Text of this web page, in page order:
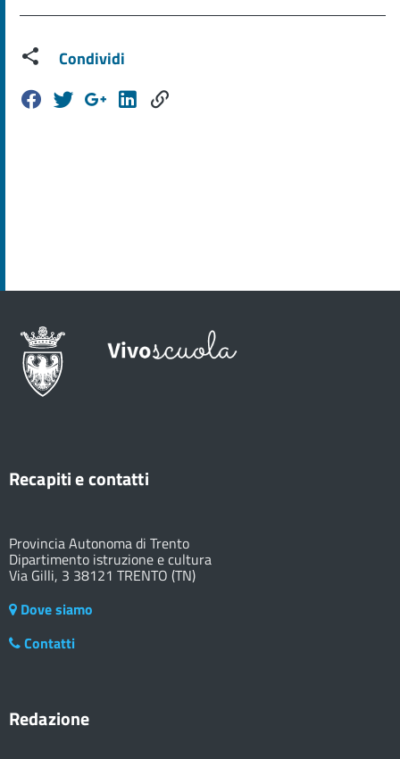
Condividi
Recapiti e contatti
Provincia Autonoma di Trento
Dipartimento istruzione e cultura
Via Gilli, 3 38121 TRENTO (TN)
Dove siamo
Contatti
Redazione